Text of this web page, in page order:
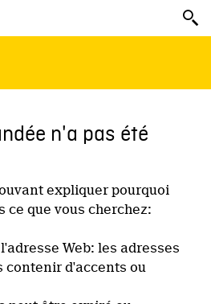
n'a pas été
expliquer pourquoi
ce que vous cherchez:
Web: les adresses
contenir d'accents ou